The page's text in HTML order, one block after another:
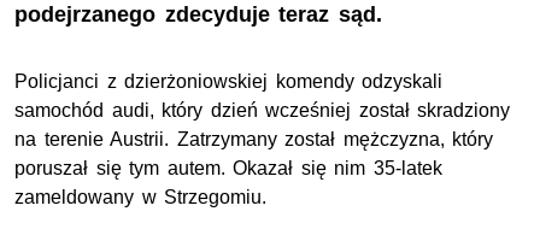
podejrzanego zdecyduje teraz sąd.
Policjanci z dzierżoniowskiej komendy odzyskali
samochód audi, który dzień wcześniej został skradziony
na terenie Austrii. Zatrzymany został mężczyzna, który
poruszał się tym autem. Okazał się nim 35-latek
zameldowany w Strzegomiu.